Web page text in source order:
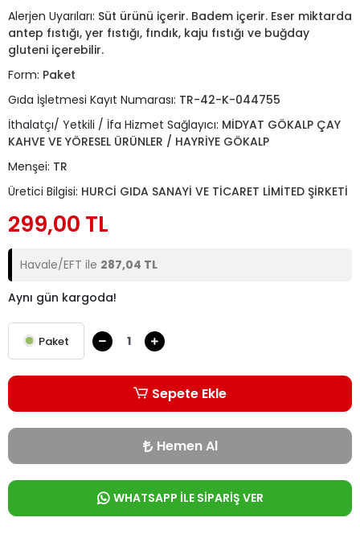
Alerjen Uyarıları: Süt ürünü içerir. Badem içerir. Eser miktarda
antep fıstığı, yer fıstığı, fındık, kaju fıstığı ve buğday
gluteni içerebilir.
Form: Paket
Gıda İşletmesi Kayıt Numarası: TR-42-K-044755
İthalatçı/ Yetkili / İfa Hizmet Sağlayıcı: MİDYAT GÖKALP ÇAY
KAHVE VE YÖRESEL ÜRÜNLER / HAYRİYE GÖKALP
Menşei: TR
Üretici Bilgisi: HURCİ GIDA SANAYİ VE TİCARET LİMİTED ŞİRKETİ
299,00 TL
Havale/EFT ile 287,04 TL
Aynı gün kargoda!
Paket
Sepete Ekle
Hemen Al
WHATSAPP İLE SİPARİŞ VER